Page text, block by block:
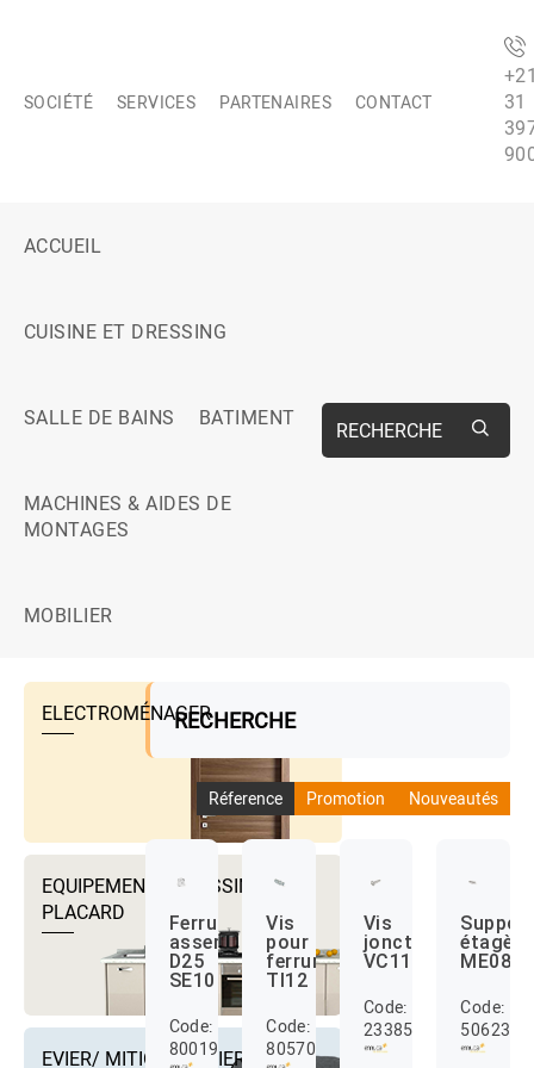
SOCIÉTÉ SERVICES PARTENAIRES CONTACT
31
ACCUEIL
CUISINE ET DRESSING
SALLE DE BAINS BATIMENT
MACHINES & AIDES DE
MONTAGES
MOBILIER
RECHERCHE
ELECTROMÉNAGER
EQUIPEMENTS DRESSING ET
PLACARD
EVIER/ MITIGEUR EVIER ET
RECHERCHE
Réference Promotion Nouveautés
Ferrure
assemblage
D25
SE10
Code:
8001915
Vis
pour
ferrure
TI12
Code:
8057005
Vis
jonction
VC11
Code:
23385007
étagère
ME08
Code:
5062305